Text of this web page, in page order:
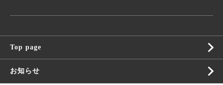
Top page
お知らせ